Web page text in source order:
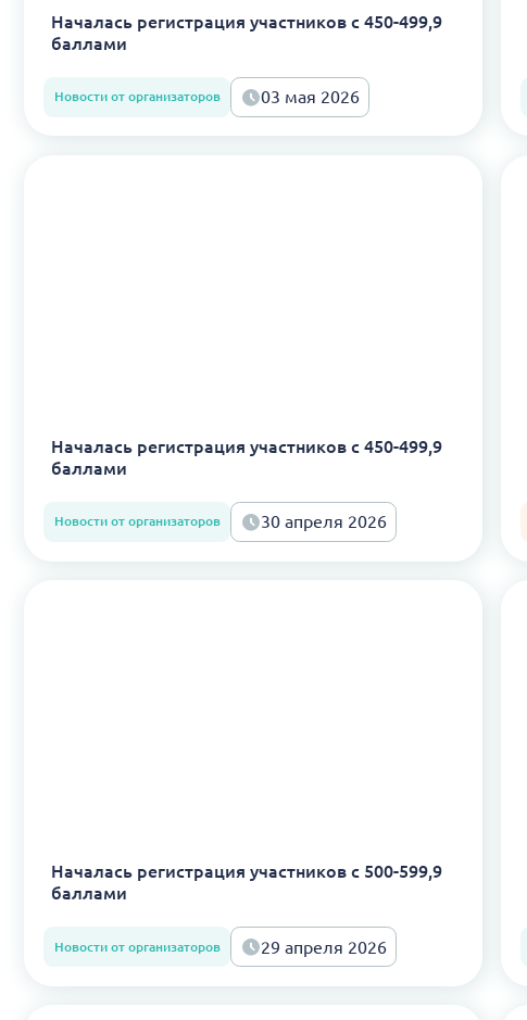
Началась регистрация участников с 450-499,9
баллами
Новости от организаторов 03 мая 2026
Началась регистрация участников с 450-499,9
баллами
Новости от организаторов 30 апреля 2026
Началась регистрация участников с 500-599,9
баллами
Новости от организаторов 29 апреля 2026